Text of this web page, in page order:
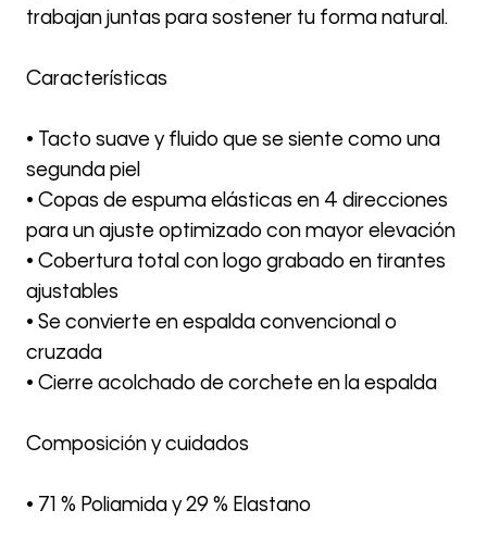
trabajan juntas para sostener tu forma natural.
Características
• Tacto suave y fluido que se siente como una
segunda piel
• Copas de espuma elásticas en 4 direcciones
para un ajuste optimizado con mayor elevación
• Cobertura total con logo grabado en tirantes
ajustables
• Se convierte en espalda convencional o
cruzada
• Cierre acolchado de corchete en la espalda
Composición y cuidados
• 71 % Poliamida y 29 % Elastano